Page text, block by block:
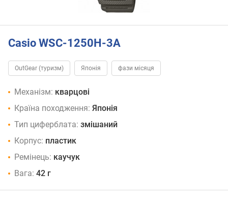
Casio WSC-1250H-3A
OutGear (туризм) Японія фази місяця
Механізм: кварцові
Країна походження: Японія
Тип циферблата: змішаний
Корпус: пластик
Ремінець: каучук
Вага: 42 г